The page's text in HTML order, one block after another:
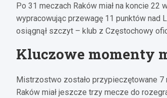
Po 31 meczach Raków miał na koncie 22
wypracowując przewagę 11 punktów nad
osiągnął szczyt – klub z Częstochowy
Kluczowe momenty
Mistrzostwo zostało przypieczętowane 7
Raków miał jeszcze trzy mecze do